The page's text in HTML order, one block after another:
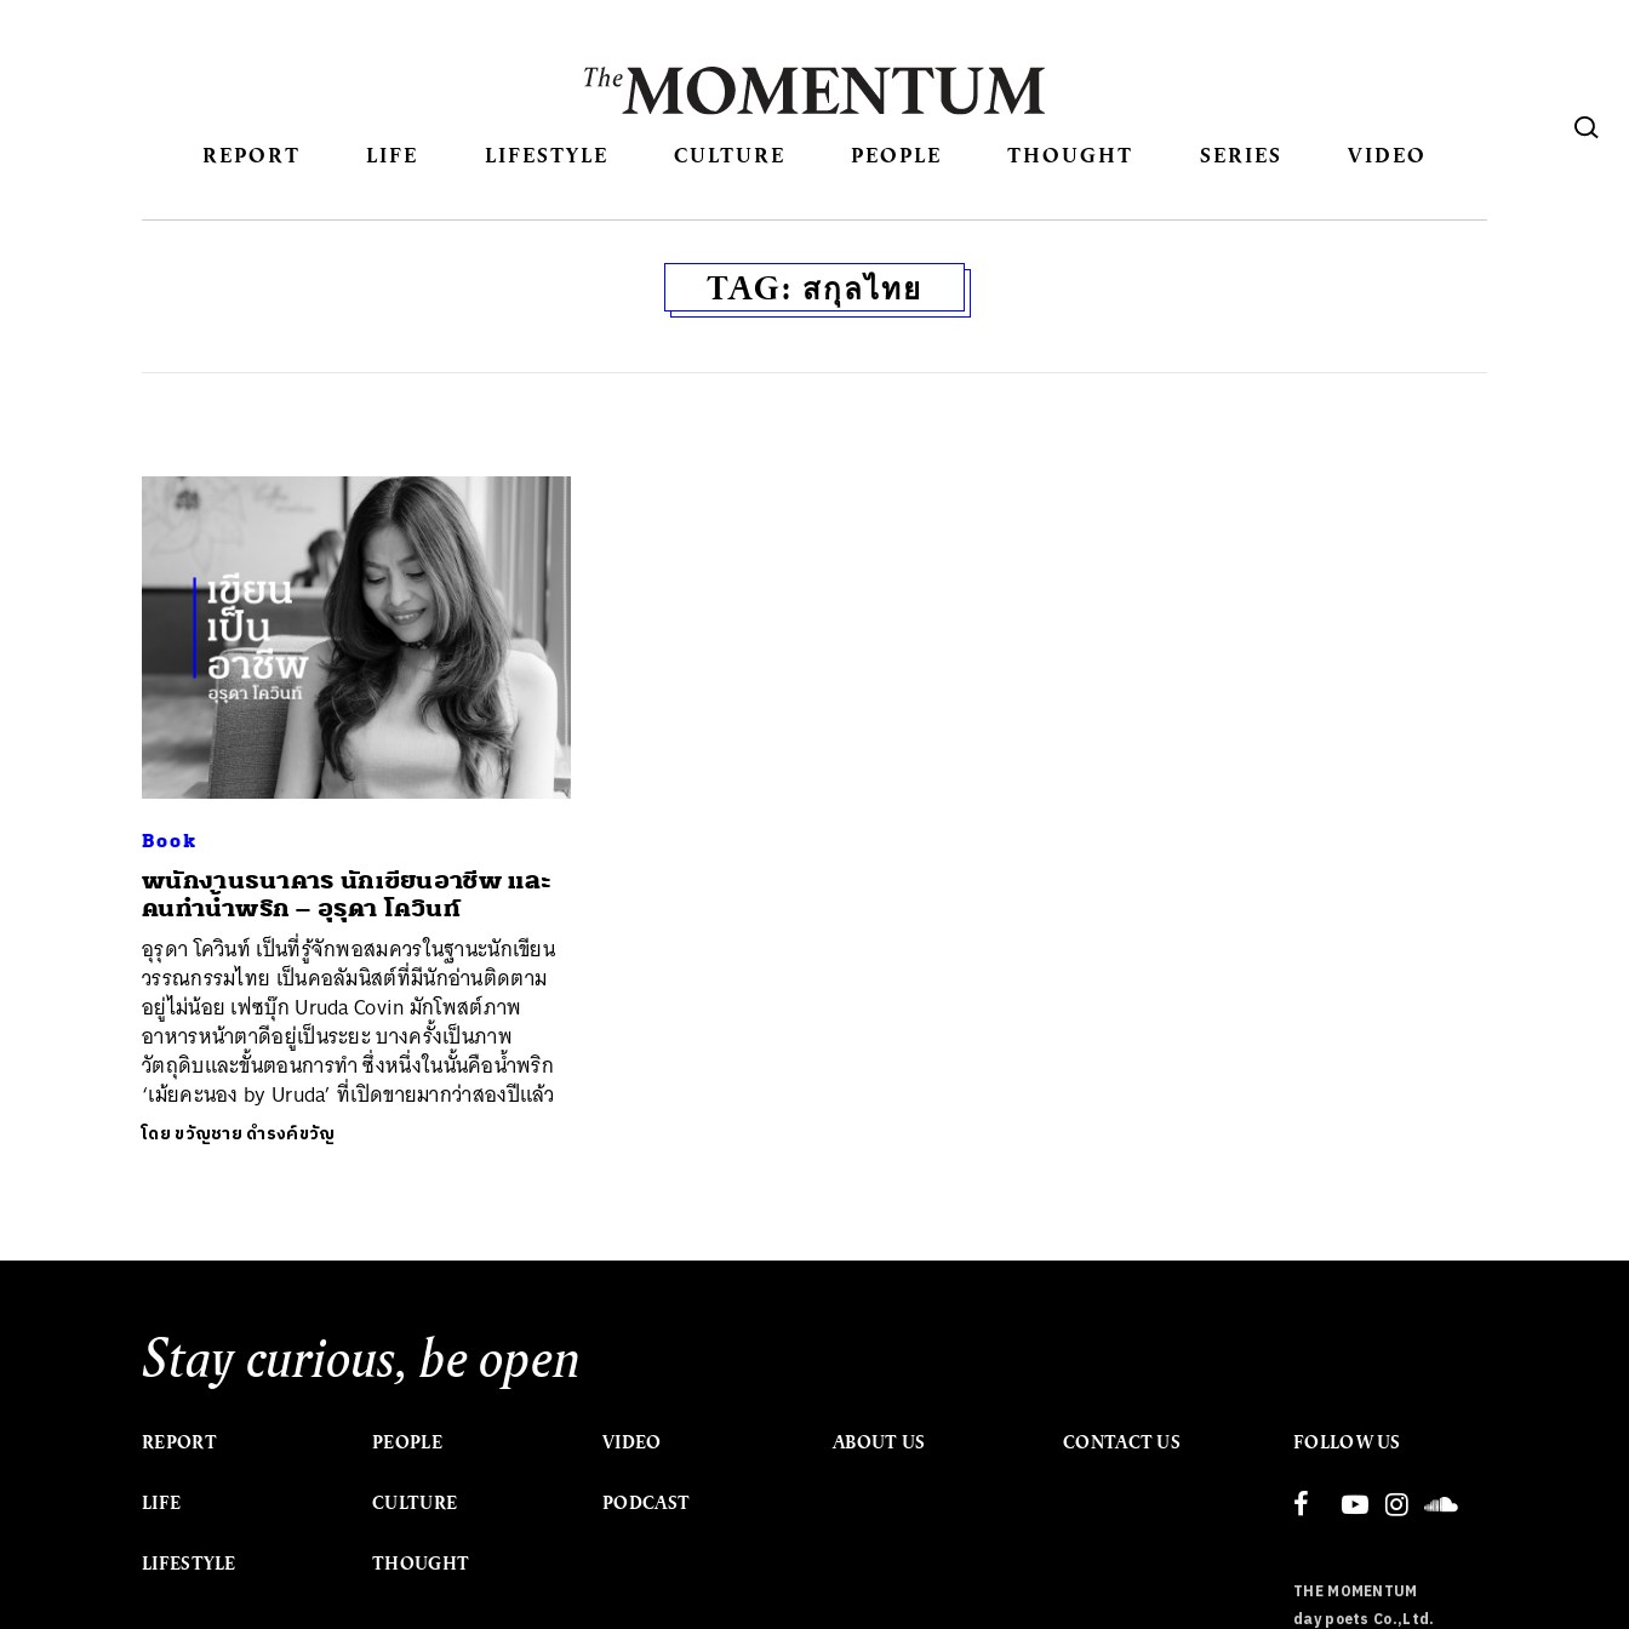
REPORT LIFE LIFESTYLE CULTURE PEOPLE THOUGHT SERIES VIDEO
TAG: สกุลไทย
Book
พนักงานธนาคาร นักเขียนอาชีพ และ
คนทำน้ำพริก – อุรุดา โควินท์
อุรุดา โควินท์ เป็นที่รู้จักพอสมควรในฐานะนักเขียน
วรรณกรรมไทย เป็นคอลัมนิสต์ที่มีนักอ่านติดตาม
อยู่ไม่น้อย เฟซบุ๊ก Uruda Covin มักโพสต์ภาพ
อาหารหน้าตาดีอยู่เป็นระยะ บางครั้งเป็นภาพ
วัตถุดิบและขั้นตอนการทำ ซึ่งหนึ่งในนั้นคือน้ำพริก
‘เม้ยคะนอง by Uruda’ ที่เปิดขายมากว่าสองปีแล้ว
โดย ขวัญชาย ดำรงค์ขวัญ
Stay curious, be open
REPORT
LIFE
LIFESTYLE
PEOPLE
CULTURE
THOUGHT
VIDEO
PODCAST
ABOUT US CONTACT US FOLLOW US
THE MOMENTUM
day poets Co.,Ltd.